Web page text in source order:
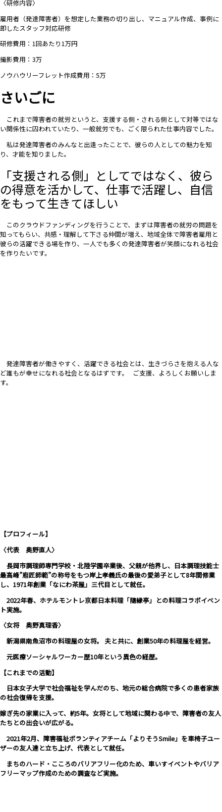
〈研修内容〉
雇用者（発達障害者）を想定した業務の切り出し、マニュアル作成、事例に
即したスタッフ対応研修
研修費用：1回あたり1万円
撮影費用：3万
ノウハウリーフレット作成費用：5万
さいごに
これまで障害者の就労というと、支援する側・される側として対等ではな
い関係性に囚われていたり、一般就労でも、ごく限られた仕事内容でした。
私は発達障害者のみんなと出逢ったことで、彼らの人としての魅力を知
り、才能を知りました。
「支援される側」としてではなく、彼ら
の得意を活かして、仕事で活躍し、 自信
をもって生きてほしい
このクラウドファンディングを行うことで、まずは障害者の就労の問題を
知ってもらい、共感・理解して下さる仲間が増え、地域全体で障害者雇用と
彼らの活躍できる場を作り、一人でも多くの発達障害者が笑顔になれる社会
を作りたいです。
発達障害者が働きやすく、活躍できる社会とは、生きづらさを抱える人な
ど誰もが幸せになれる社会となるはずです。
ご支援、よろしくお願いしま
す。
【プロフィール】
〈代表 奥野直人〉
長岡市調理師専門学校・北陸学園卒業後、父親が他界し、日本調理技能士
最高峰”庖匠師範”の称号をもつ岸上孝義氏の最後の愛弟子として8年間修業
し、1971年創業「なにわ茶屋」三代目として就任。
2022年春、ホテルモントレ京都日本料理「隨縁亭」との料理コラボイベン
ト実施。
〈女将 奥野真理香〉
新潟県南魚沼市の料理屋の女将。 夫と共に、創業50年の料理屋を経営。
元医療ソーシャルワーカー歴10年という異色の経歴。
【これまでの活動】
日本女子大学で社会福祉を学んだのち、地元の総合病院で多くの患者家族
の社会復帰を支援。
嫁ぎ先の家業に入って、約5年。女将として地域に関わる中で、障害者の友人
たちとの出会いが広がる。
2021年2月、障害福祉ボランティアチーム「よりそうSmile」を車椅子ユー
ザーの友人達と立ち上げ、代表として就任。
まちのハード・こころのバリアフリー化のため、車いすイベントやバリア
フリーマップ作成のための調査など実施。